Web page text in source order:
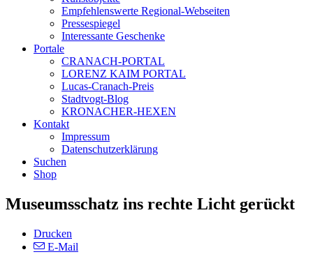
Empfehlenswerte Regional-Webseiten
Pressespiegel
Interessante Geschenke
Portale
CRANACH-PORTAL
LORENZ KAIM PORTAL
Lucas-Cranach-Preis
Stadtvogt-Blog
KRONACHER-HEXEN
Kontakt
Impressum
Datenschutzerklärung
Suchen
Shop
Museumsschatz ins rechte Licht gerückt
Drucken
E-Mail